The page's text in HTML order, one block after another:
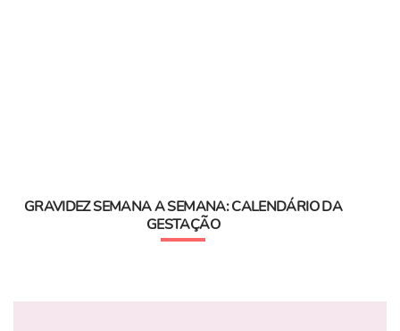
GRAVIDEZ SEMANA A SEMANA: CALENDÁRIO DA
GESTAÇÃO